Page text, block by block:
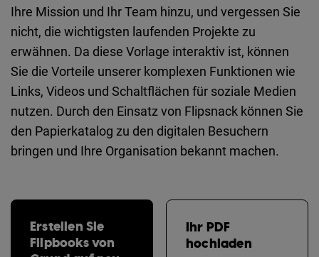
Ihre Mission und Ihr Team hinzu, und vergessen Sie
nicht, die wichtigsten laufenden Projekte zu
erwähnen. Da diese Vorlage interaktiv ist, können
Sie die Vorteile unserer komplexen Funktionen wie
Links, Videos und Schaltflächen für soziale Medien
nutzen. Durch den Einsatz von Flipsnack können Sie
den Papierkatalog zu den digitalen Besuchern
bringen und Ihre Organisation bekannt machen.
Erstellen Sie
Flipbooks von
Ihr PDF
hochladen